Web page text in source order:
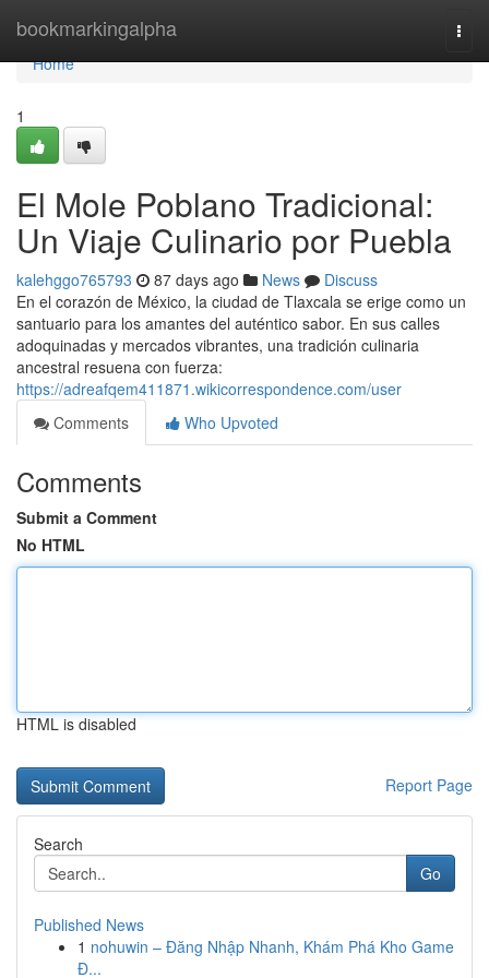
bookmarkingalpha
Home
Home
1
El Mole Poblano Tradicional:
Un Viaje Culinario por Puebla
kalehggo765793 87 days ago News
Discuss
En el corazón de México, la ciudad de Tlaxcala se erige como un
santuario para los amantes del auténtico sabor. En sus calles
adoquinadas y mercados vibrantes, una tradición culinaria
ancestral resuena con fuerza:
https://adreafqem411871.wikicorrespondence.com/user
Comments
Who Upvoted
Comments
Submit a Comment
No HTML
HTML is disabled
Report Page
Search
Go
Published News
1 nohuwin – Đăng Nhập Nhanh, Khám Phá Kho Game
Đ...